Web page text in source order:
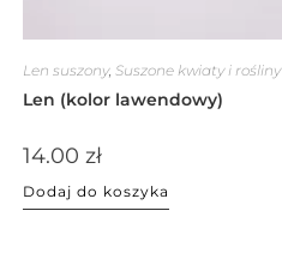
Len suszony, Suszone kwiaty i rośliny
Len (kolor lawendowy)
14.00 zł
Dodaj do koszyka